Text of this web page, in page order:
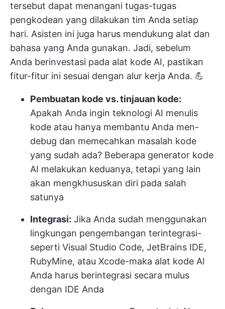
tersebut dapat menangani tugas-tugas
pengkodean yang dilakukan tim Anda setiap
hari. Asisten ini juga harus mendukung alat dan
bahasa yang Anda gunakan. Jadi, sebelum
Anda berinvestasi pada alat kode AI, pastikan
fitur-fitur ini sesuai dengan alur kerja Anda. 💪
Pembuatan kode vs. tinjauan kode:
Apakah Anda ingin teknologi AI menulis
kode atau hanya membantu Anda men-
debug dan memecahkan masalah kode
yang sudah ada? Beberapa generator kode
AI melakukan keduanya, tetapi yang lain
akan mengkhususkan diri pada salah
satunya
Integrasi: Jika Anda sudah menggunakan
lingkungan pengembangan terintegrasi-
seperti Visual Studio Code, JetBrains IDE,
RubyMine, atau Xcode-maka alat kode AI
Anda harus berintegrasi secara mulus
dengan IDE Anda